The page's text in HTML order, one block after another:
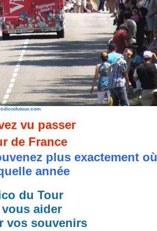
vu passer
de France
plus exactement où
année
du Tour
aider
vos souvenirs